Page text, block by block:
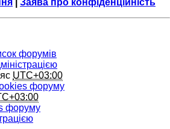
Заява про конфіденційність
форумів
UTC+03:00
форуму
форуму